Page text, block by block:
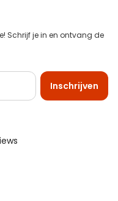
Schrijf je in en ontvang de
Inschrijven